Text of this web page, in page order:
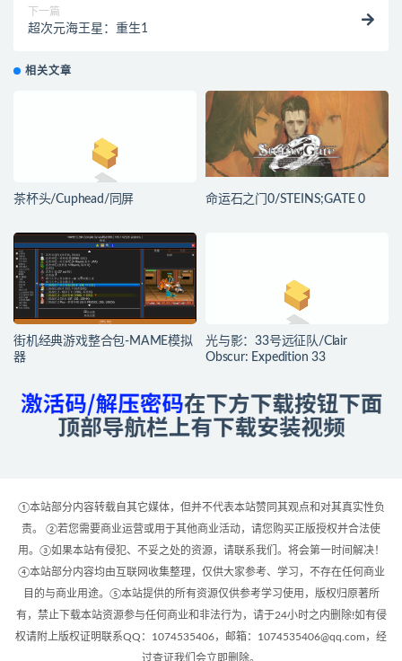
下一篇
超次元海王星：重生1
相关文章
茶杯头/Cuphead/同屏 命运石之门0/STEINS;GATE 0
街机经典游戏整合包-MAME模拟
器
光与影：33号远征队/Clair
Obscur: Expedition 33
①本站部分内容转载自其它媒体，但并不代表本站赞同其观点和对其真实性负
责。 ②若您需要商业运营或用于其他商业活动，请您购买正版授权并合法使
用。③如果本站有侵犯、不妥之处的资源，请联系我们。将会第一时间解决！
④本站部分内容均由互联网收集整理，仅供大家参考、学习，不存在任何商业
目的与商业用途。⑤本站提供的所有资源仅供参考学习使用，版权归原著所
有，禁止下载本站资源参与任何商业和非法行为，请于24小时之内删除!如有侵
权请附上版权证明联系QQ：1074535406，邮箱：1074535406@qq.com，经
过查证我们会立即删除。